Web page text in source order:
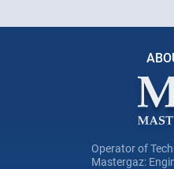
Operator of
Mastergaz: